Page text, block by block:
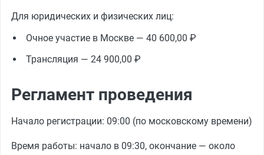
Для юридических и физических лиц:
Очное участие в Москве — 40 600,00 ₽
Трансляция — 24 900,00 ₽
Регламент проведения
Начало регистрации: 09:00 (по московскому времени)
Время работы: начало в 09:30, окончание — около